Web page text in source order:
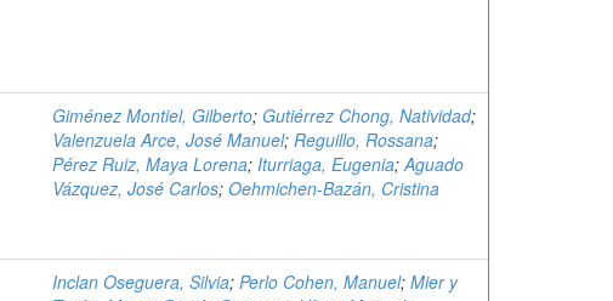
Giménez Montiel, Gilberto; Gutiérrez Chong, Natividad;
Valenzuela Arce, José Manuel; Reguillo, Rossana;
Pérez Ruiz, Maya Lorena; Iturriaga, Eugenia;Aguado
Vázquez, José Carlos; Oehmichen-Bazán, Cristina
Inclan Oseguera, Silvia; Perlo Cohen, Manuel; Mier y